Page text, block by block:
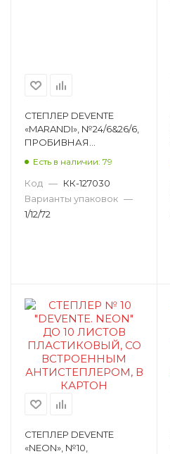
СТЕПЛЕР DEVENTE
«MARANDI», №24/6&26/6,
ПРОБИВНАЯ
ФИСТАШКОВЫЙ
4142200
Есть в наличии: 79
Код — КК-127030
Варианты упаковок —
1/12/72
СТЕПЛЕР DEVENTE
«NEON», №10,